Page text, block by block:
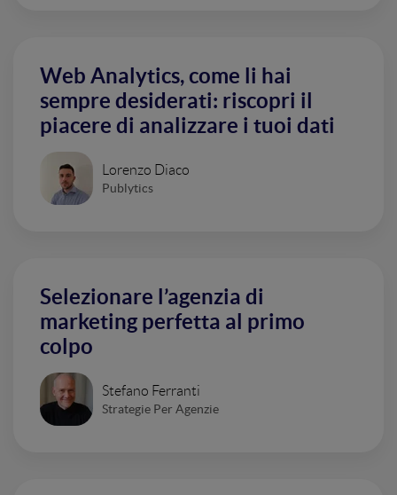
Web Analytics, come li hai
sempre desiderati: riscopri il
piacere di analizzare i tuoi dati
Lorenzo Diaco
Publytics
Selezionare l’agenzia di
marketing perfetta al primo
colpo
Stefano Ferranti
Strategie Per Agenzie